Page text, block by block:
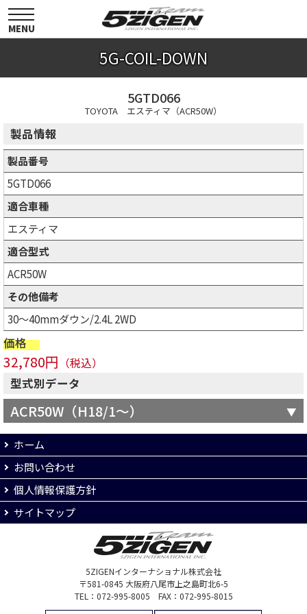
toggle
navigation
MENU
5G-COIL-DOWN
5GTD066
TOYOTA エスティマ（ACR50W）
製品情報
製品番号
5GTD066
適合車種
エスティマ
適合型式
ACR50W
その他備考
30～40mmダウン/2.4L 2WD
価格
32,780円 （税込）
型式別データ
ACR50W（H18/1～）
ホーム
お問い合わせ
個人情報保護方針
サイトマップ
5ZIGENインターナショナル株式会社
〒581-0845 大阪府八尾市上之島町北6-5
TEL：072-995-8005 FAX：072-995-8015